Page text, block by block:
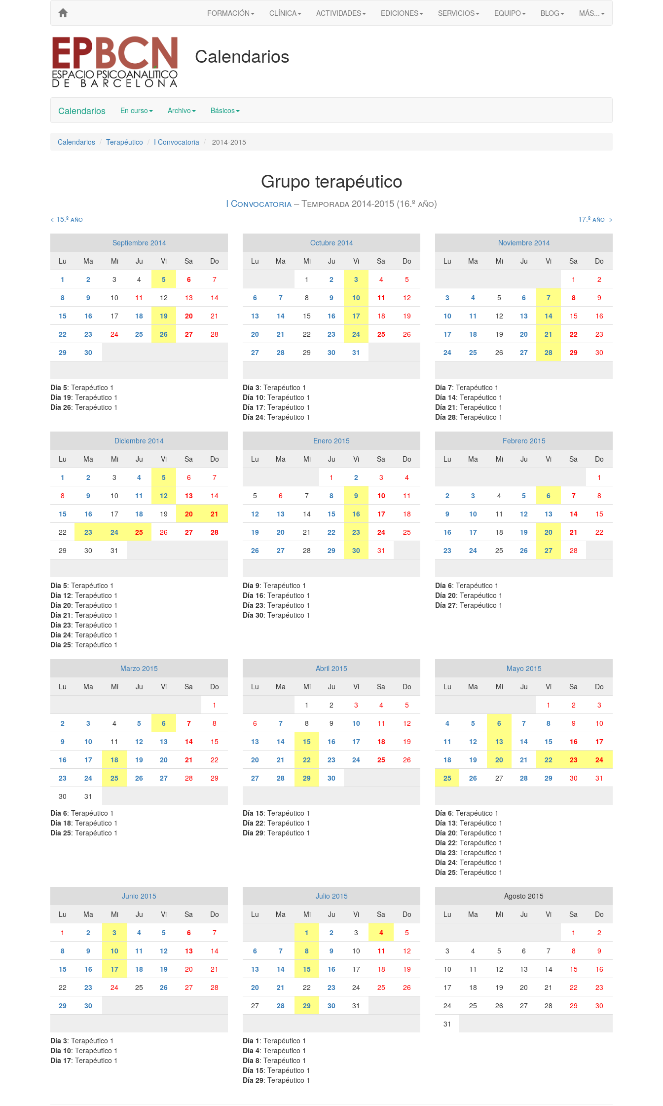
FORMACIÓN CLÍNICA ACTIVIDADES EDICIONES SERVICIOS EQUIPO BLOG MÁS...
Calendarios
Calendarios En curso Archivo Básicos
Calendarios Terapéutico I Convocatoria 2014-2015
Grupo terapéutico
I Convocatoria– Temporada 2014-2015 (16.º año)
< 15.º año 17.º año >
Septiembre 2014
Lu
Ma Mi Ju Vi Sa
Do
1
2 3 4 5 6
7
8
9 10 11 12 13
14
15
16 17 18 19 20
21
22
23 24 25 26 27
28
29
30
Día 5: Terapéutico 1
Día 19: Terapéutico 1
Día 26: Terapéutico 1
Octubre 2014
Lu
Ma Mi Ju Vi Sa
Do
1
2 3 4
5
6
7 8 9 10 11
12
13
14 15 16 17 18
19
20
21 22 23 24 25
26
27
28 29 30 31
Día 3: Terapéutico 1
Día 10: Terapéutico 1
Día 17: Terapéutico 1
Día 24: Terapéutico 1
Noviembre 2014
Lu
Ma Mi Ju Vi Sa
Do
1
2
3
4 5 6 7 8
9
10
11 12 13 14 15
16
17
18 19 20 21 22
23
24
25 26 27 28 29 30
Día 7: Terapéutico 1
Día 14: Terapéutico 1
Día 21: Terapéutico 1
Día 28: Terapéutico 1
Diciembre 2014
Lu
Ma Mi Ju Vi Sa
Do
1
2 3 4 5 6
7
8
9 10 11 12 13
14
15
16 17 18 19 20
21
22
23 24 25 26 27
28
29
30 31
Día 5: Terapéutico 1
Día 12: Terapéutico 1
Día 20: Terapéutico 1
Día 21: Terapéutico 1
Día 23: Terapéutico 1
Día 24: Terapéutico 1
Día 25: Terapéutico 1
Enero 2015
Lu
Ma Mi Ju Vi Sa
Do
1
2 3
4
5
6 7 8 9 10
11
12
13 14 15 16 17
18
19
20 21 22 23 24
25
26
27 28 29 30 31
Día 9: Terapéutico 1
Día 16: Terapéutico 1
Día 23: Terapéutico 1
Día 30: Terapéutico 1
Febrero 2015
Lu
Ma Mi Ju Vi Sa
Do
1
2
3 4 5 6 7
8
9
10 11 12 13 14
15
16
17 18 19 20 21
22
23
24 25 26 27 28
Día 6: Terapéutico 1
Día 20: Terapéutico 1
Día 27: Terapéutico 1
Marzo 2015
Lu
Ma Mi Ju Vi Sa
Do
1
2
3 4 5 6 7
8
9
10 11 12 13 14
15
16
17 18 19 20 21
22
23
24 25 26 27 28
29
30
31
Día 6: Terapéutico 1
Día 18: Terapéutico 1
Día 25: Terapéutico 1
Abril 2015
Lu
Ma Mi Ju Vi Sa
Do
1
2 3 4
5
6
7 8 9 10 11
12
13
14 15 16 17 18
19
20
21 22 23 24 25
26
27
28 29 30
Día 15: Terapéutico 1
Día 22: Terapéutico 1
Día 29: Terapéutico 1
Mayo 2015
Lu
Ma Mi Ju Vi Sa
Do
1
2
3
4
5 6 7 8 9
10
11
12 13 14 15 16
17
18
19 20 21 22 23
24
25
26 27 28 29 30 31
Día 6: Terapéutico 1
Día 13: Terapéutico 1
Día 20: Terapéutico 1
Día 22: Terapéutico 1
Día 23: Terapéutico 1
Día 24: Terapéutico 1
Día 25: Terapéutico 1
Junio 2015
Lu
Ma Mi Ju Vi Sa
Do
1
2 3 4 5 6
7
8
9 10 11 12 13
14
15
16 17 18 19 20
21
22
23 24 25 26 27
28
29
30
Día 3: Terapéutico 1
Día 10: Terapéutico 1
Día 17: Terapéutico 1
Julio 2015
Lu
Ma Mi Ju Vi Sa
Do
1
2 3 4
5
6
7 8 9 10 11
12
13
14 15 16 17 18
19
20
21 22 23 24 25
26
27
28 29 30 31
Día 1: Terapéutico 1
Día 4: Terapéutico 1
Día 8: Terapéutico 1
Día 15: Terapéutico 1
Día 29: Terapéutico 1
Agosto 2015
Lu
Ma Mi Ju Vi Sa
Do
1
2
3
4 5 6 7 8
9
10
11 12 13 14 15
16
17
18 19 20 21 22
23
24
25 26 27 28 29
30
31